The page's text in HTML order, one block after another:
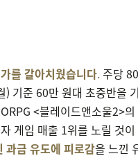
를 갈아치웠습니다.주당 80
) 기준 60만 원대 초중반을
<블레이드앤소울2>의
게임 매출 1위를 노릴 것이
과금 유도에 피로감을 느낀